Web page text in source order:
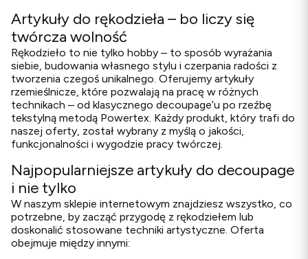
Artykuły do rękodzieła – bo liczy się
twórcza wolność
Rękodzieło to nie tylko hobby – to sposób wyrażania
siebie, budowania własnego stylu i czerpania radości z
tworzenia czegoś unikalnego. Oferujemy artykuły
rzemieślnicze, które pozwalają na pracę w różnych
technikach – od klasycznego decoupage’u po rzeźbę
tekstylną metodą Powertex. Każdy produkt, który trafi do
naszej oferty, został wybrany z myślą o jakości,
funkcjonalności i wygodzie pracy twórczej.
Najpopularniejsze artykuły do decoupage
i nie tylko
W naszym sklepie internetowym znajdziesz wszystko, co
potrzebne, by zacząć przygodę z rękodziełem lub
doskonalić stosowane techniki artystyczne. Oferta
obejmuje między innymi: